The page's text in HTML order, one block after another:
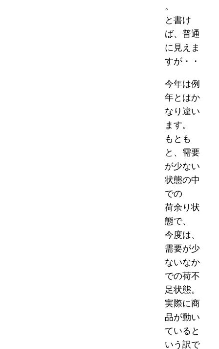
。
と書け
ば、普通
に見えま
すが・・
今年は例
年とはか
なり違い
ます。
もとも
と、需要
が少ない
状態の中
での
荷余り状
態で、
今度は、
需要が少
ないなか
での荷不
足状態。
実際に商
品が動い
ていると
いう訳で